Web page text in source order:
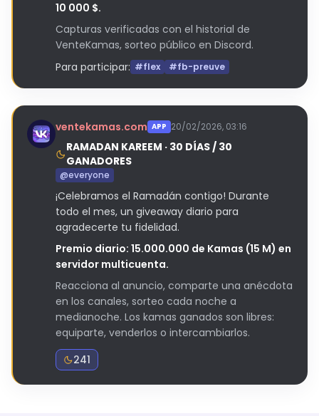
10 000 $.
Capturas verificadas con el historial de
VenteKamas, sorteo público en Discord.
Para participar: #flex #fb-preuve
ventekamas.com APP 20/02/2026, 03:16
RAMADAN KAREEM · 30 DÍAS / 30
GANADORES
@everyone
¡Celebramos el Ramadán contigo! Durante
todo el mes, un giveaway diario para
agradecerte tu fidelidad.
Premio diario: 15.000.000 de Kamas (15 M) en
servidor multicuenta.
Reacciona al anuncio, comparte una anécdota
en los canales, sorteo cada noche a
medianoche. Los kamas ganados son libres:
equiparte, venderlos o intercambiarlos.
241